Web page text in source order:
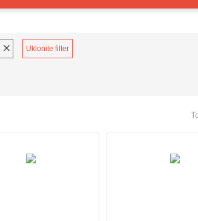
Uklonite filter